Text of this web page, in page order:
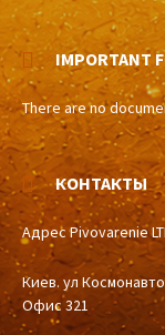
IMPORTANT
There are no
КОНТАКТЫ
Адрес Pivovarenie
Киев. ул
Офис 321